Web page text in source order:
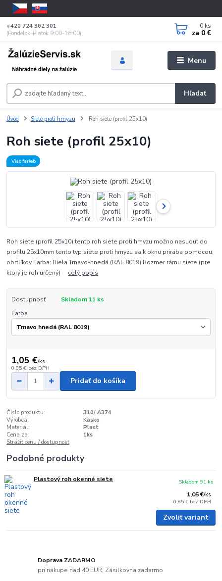
Menu
Hľadať
+420 724 362 301
(Pondelok-Piatok 9:00-16:00)
0 ks
za 0 €
Úvod Siete proti hmyzu Roh siete (profil 25x10)
Roh siete (profil 25x10)
Viac farieb
Roh siete (profil 25x10) tento roh siete proti hmyzu možno nasuout do
profilu 25x10mm tento typ siete proti hmyzu sa k oknu prirába pomocou,
obrtlíkov Farba: Biela Tmavo-hnedá (RAL 8019) Rozmer rámu siete (pre
ktorý je roh určený) celý popis
Dostupnosť
Skladom 11 ks
Farba
1,05 €/ks
0,85 € bez DPH
Pridať do košíka
Číslo produktu:
310/ A374
Výrobca:
Kasko
Materiál:
Plast
Cena za:
1ks
Strážiť cenu / dostupnosť
Podobné produkty
Plastový roh okenné siete
1,05 €/ks
0,85 € bez DPH
Skladom 91 ks
Zvoliť variant
Doprava ZADARMO
pri nákupe nad 40 EUR, Zásilkovna zadarmo